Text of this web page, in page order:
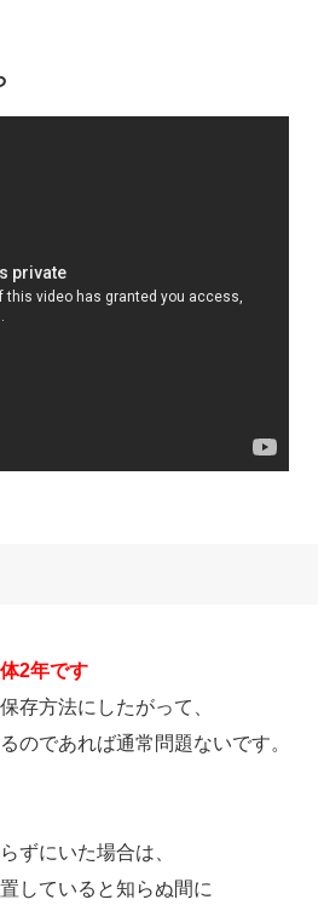
2年です
存方法にしたがって、
のであれば通常問題ないです。
ずにいた場合は、
していると知らぬ間に